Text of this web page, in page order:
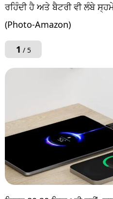
ਰਹਿੰਦੀ ਹੈ ਅਤੇ ਬੈਟਰੀ ਵੀ ਲੰਬੇ
(Photo-Amazon)
1 / 5